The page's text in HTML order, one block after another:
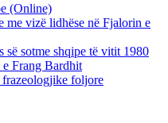
(Online)
me vizë lidhëse në Fjalorin e
së sotme shqipe të vitit 1980
Frang Bardhit
foljore